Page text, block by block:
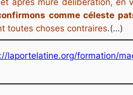
après mûre délibération,
comme céleste
toutes choses contraires.(…)
laportelatine.org/formation/